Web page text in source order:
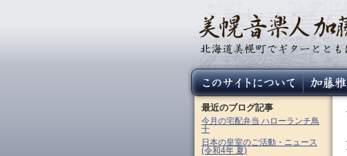
最近のブログ記事
今月の宅配弁当 ハローランチ鳥
十
日本の皇室のご活動・ニュース
(令和4年 夏)